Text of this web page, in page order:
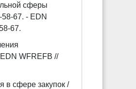
сферы
67. - EDN
67.
WFREFB //
в сфере закупок /